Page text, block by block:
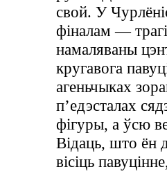
свой. У
фіналам —
намаляваны
кругавога
агеньчыках
п’едэсталах
фігуры, а ўсю
Відаць, што ён
вісіць